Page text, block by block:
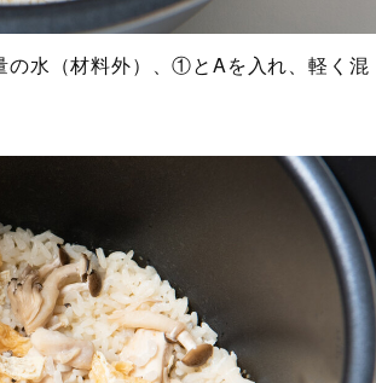
水（材料外）、①とAを入れ、軽く混